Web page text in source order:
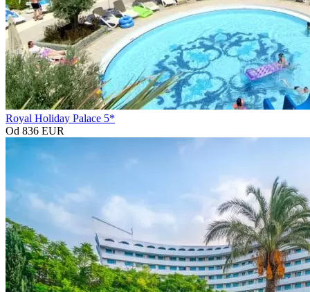
Royal Holiday Palace 5*
Od 836 EUR